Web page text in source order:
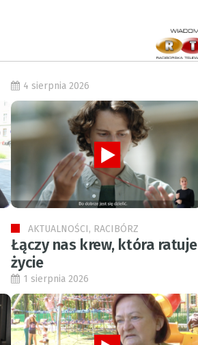
4 sierpnia 2026
AKTUALNOŚCI, RACIBÓRZ
Łączy nas krew, która ratuje
życie
1 sierpnia 2026